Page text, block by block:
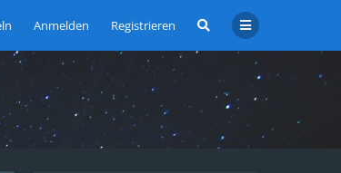
Anmelden Registrieren